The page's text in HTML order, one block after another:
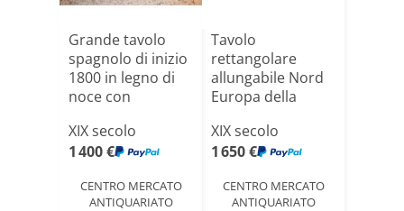
Grande tavolo
spagnolo di inizio
1800 in legno di
noce con
XIX secolo
1 400 €
CENTRO MERCATO
ANTIQUARIATO
Tavolo
rettangolare
allungabile Nord
Europa della
1800[...]
XIX secolo
1 650 €
CENTRO MERCATO
ANTIQUARIATO